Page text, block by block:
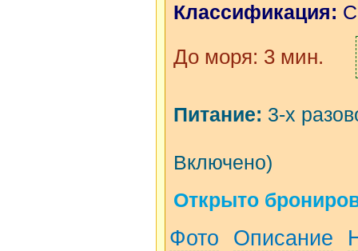
Классификация:
До моря: 3 мин.
Питание: 3-х
Включено)
Открыто
Фото Описание